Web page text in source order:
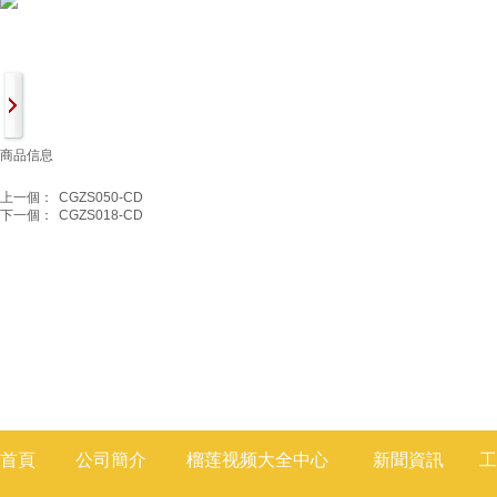
商品信息
上一個：
CGZS050-CD
下一個：
CGZS018-CD
首頁 公司簡介 榴莲视频大全中心 新聞資訊